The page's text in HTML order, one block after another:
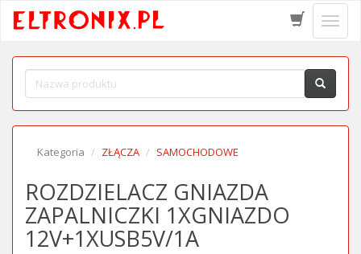
menu
Kategoria ZŁĄCZA SAMOCHODOWE
ROZDZIELACZ GNIAZDA
ZAPALNICZKI 1XGNIAZDO
12V+1XUSB5V/1A